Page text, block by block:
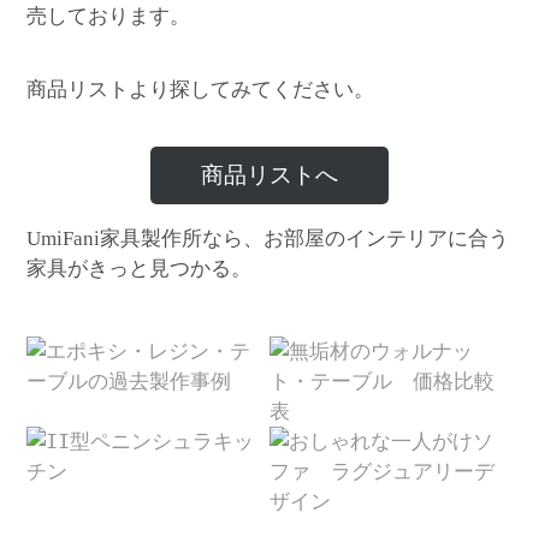
売しております。
商品リストより探してみてください。
商品リストへ
UmiFani家具製作所なら、お部屋のインテリアに合う
家具がきっと見つかる。